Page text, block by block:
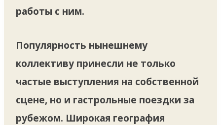
работы с ним.
Популярность нынешнему
коллективу принесли не только
частые выступления на собственной
сцене, но и гастрольные поездки за
рубежом. Широкая география